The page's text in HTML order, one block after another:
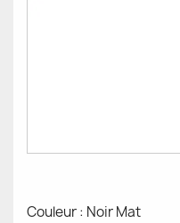
Couleur : Noir Mat